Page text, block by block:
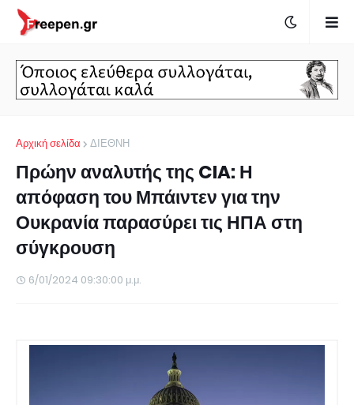
Αρχική σελίδα ΔΙΕΘΝΗ
Πρώην αναλυτής της CIA: Η
απόφαση του Μπάιντεν για την
Ουκρανία παρασύρει τις ΗΠΑ στη
σύγκρουση
6/01/2024 09:30:00 μ.μ.